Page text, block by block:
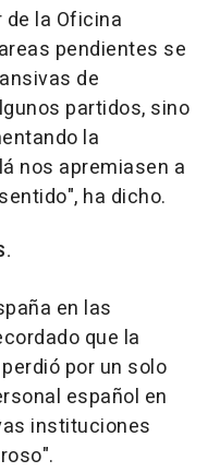
la Oficina
pendientes se
de
partidos, sino
la
nos apremiasen a
ha dicho.
en las
que la
por un solo
español en
instituciones